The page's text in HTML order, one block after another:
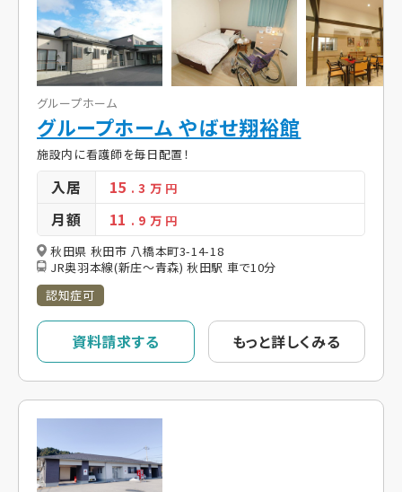
グループホーム
グループホーム やばせ翔裕館
施設内に看護師を毎日配置！
入居 15 . 3 万 円
月額 11 . 9 万 円
秋田県 秋田市 八橋本町3-14-18
JR奥羽本線(新庄～青森) 秋田駅 車で10分
認知症可
資料請求する もっと詳しくみる